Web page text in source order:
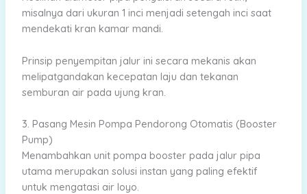
misalnya dari ukuran 1 inci menjadi setengah inci saat
mendekati kran kamar mandi.
Prinsip penyempitan jalur ini secara mekanis akan
melipatgandakan kecepatan laju dan tekanan
semburan air pada ujung kran.
3. Pasang Mesin Pompa Pendorong Otomatis (Booster
Pump)
Menambahkan unit pompa booster pada jalur pipa
utama merupakan solusi instan yang paling efektif
untuk mengatasi air loyo.